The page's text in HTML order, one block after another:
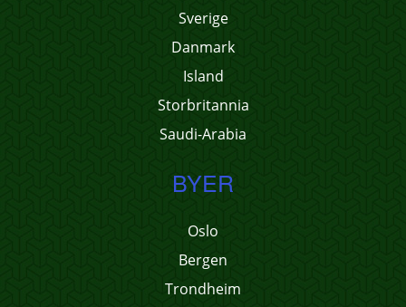
Sverige
Danmark
Island
Storbritannia
Saudi-Arabia
BYER
Oslo
Bergen
Trondheim